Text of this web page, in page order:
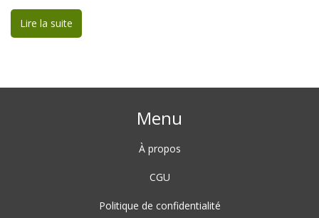
Lire la suite
Menu
À propos
CGU
Politique de confidentialité